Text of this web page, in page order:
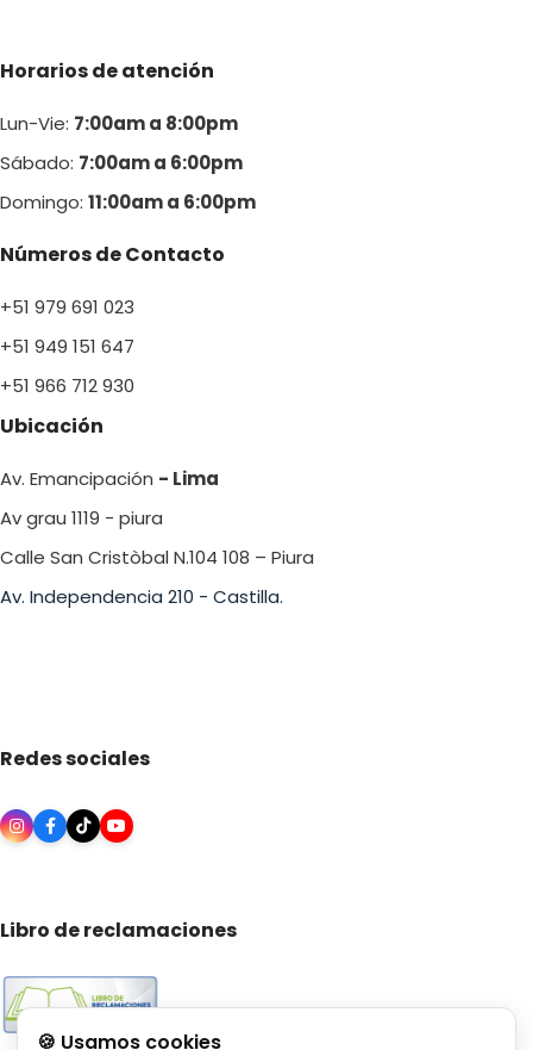
Horarios de atención
Lun-Vie: 7:00am a 8:00pm
Sábado: 7:00am a 6:00pm
Domingo: 11:00am a 6:00pm
Números de Contacto
+51 979 691 023
+51 949 151 647
+51 966 712 930
Ubicación
Av. Emancipación - Lima
Av grau 1119 - piura
Calle San Cristòbal N.104 108 – Piura
Av. Independencia 210 - Castilla.
Redes sociales
Libro de reclamaciones
🍪 Usamos cookies